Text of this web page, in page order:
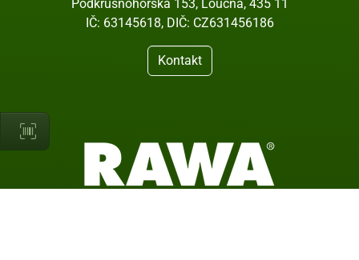
Podkrušnohorská 153, Loučná, 435 11
IČ: 63145618, DIČ: CZ631456186
Kontakt